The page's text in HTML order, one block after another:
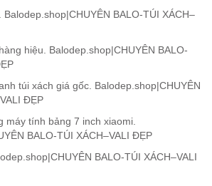
BALO-TÚI XÁCH–
hiệu. Balodep.shop|CHUYÊN BALO-
túi xách giá gốc. Balodep.shop|CHUYÊN
ĐẸP
máy tính bảng 7 inch xiaomi.
BALO-TÚI XÁCH–VALI ĐẸP
BALO-TÚI XÁCH–VALI